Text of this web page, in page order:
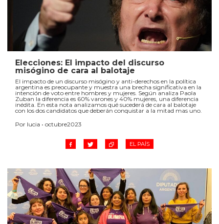
Elecciones: El impacto del discurso
misógino de cara al balotaje
El impacto de un discurso misógino y anti-derechos en la política
argentina es preocupante y muestra una brecha significativa en la
intención de voto entre hombres y mujeres. Según analiza Paola
Zuban la diferencia es 60% varones y 40% mujeres, una diferencia
inédita. En esta nota analizamos qué sucederá de cara al balotaje
con los dos candidatos que deberán conquistar a la mitad mas uno.
Por lucia • octubre2023
EL PAÍS